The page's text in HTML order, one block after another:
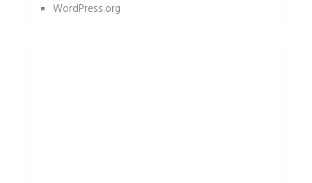
WordPress.org